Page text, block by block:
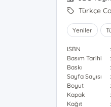
Türkçe
Yeniler
ISBN :
Basım Tarihi
:
Baskı
:
Sayfa Sayısı
:
Boyut
:
Kapak
:
Kağıt
: